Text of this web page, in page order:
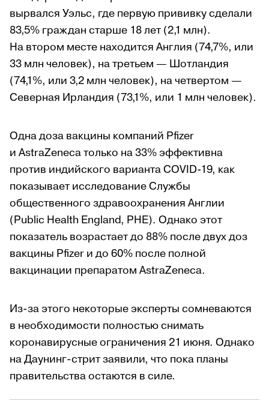
вырвался Уэльс, где первую прививку сделали
83,5% граждан старше 18 лет (2,1 млн).
На втором месте находится Англия (74,7%, или
33 млн человек), на третьем — Шотландия
(74,1%, или 3,2 млн человек), на четвертом —
Северная Ирландия (73,1%, или 1 млн человек).
Одна доза вакцины компаний Pfizer
и AstraZeneca только на 33% эффективна
против индийского варианта COVID-19, как
показывает исследование Службы
общественного здравоохранения Англии
(Public Health England, PHE). Однако этот
показатель возрастает до 88% после двух доз
вакцины Pfizer и до 60% после полной
вакцинации препаратом AstraZeneca.
Из-за этого некоторые эксперты сомневаются
в необходимости полностью снимать
коронавирусные ограничения 21 июня. Однако
на Даунинг-стрит заявили, что пока планы
правительства остаются в силе.